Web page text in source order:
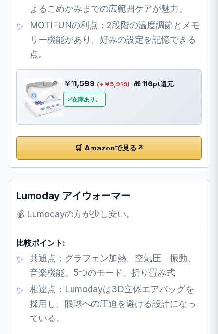
よるこめかみまでの広範囲ケアが魅力。
MOTIFUNの利点：2段階の温度調節とメモ
リー機能があり、好みの設定を記憶できる
点。
￥11,599 (+￥5,919) 🎁 116pt還元
在庫あり。
🛒 Amazonで見る ↗
Lumoday アイウォーマー
💰 Lumodayの方が少し安い。
比較ポイント:
共通点：グラフェン加熱、空気圧、振動、
音楽機能、5つのモード、折り畳み式
相違点：Lumodayは3D立体エアバッグを
採用し、眼球への圧迫を避ける設計になっ
ている。